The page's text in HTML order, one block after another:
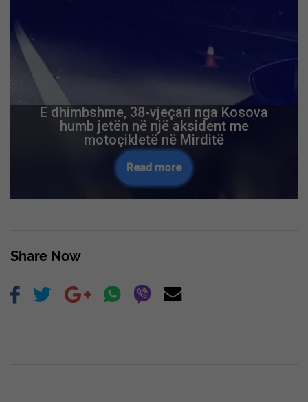
E dhimbshme, 38-vjeçari nga Kosova
humb jetën në një aksident me
motoçikletë në Mirditë
Read more
Share Now